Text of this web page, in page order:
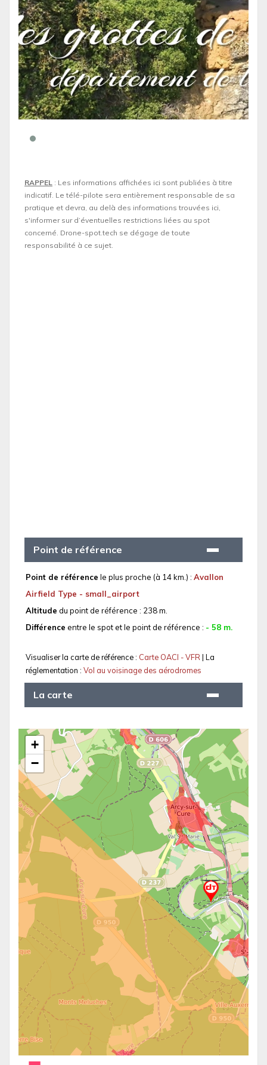
RAPPEL : Les informations affichées ici sont publiées à titre
indicatif. Le télé-pilote sera entièrement responsable de sa
pratique et devra, au delà des informations trouvées ici,
s'informer sur d’éventuelles restrictions liées au spot
concerné. Drone-spot.tech se dégage de toute
responsabilité à ce sujet.
Point de référence
Point de référence le plus proche (à 14 km.) : Avallon
Airfield Type - small_airport
Altitude du point de référence : 238 m.
Différence entre le spot et le point de référence : - 58 m.
Visualiser la carte de référence : Carte OACI - VFR| La
réglementation : Vol au voisinage des aérodromes
La carte